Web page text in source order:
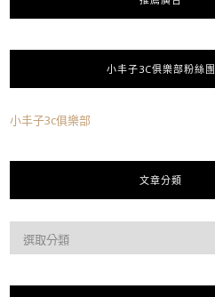
小丰子3C俱樂部粉絲團
小丰子3c俱樂部
文章分類